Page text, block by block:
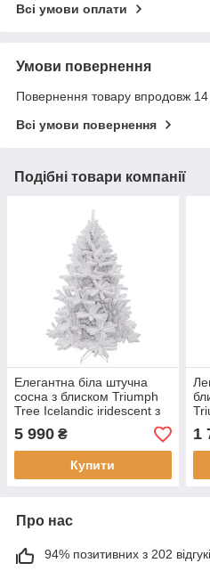
Всі умови оплати
Умови повернення
Повернення товару впродовж 14
Всі умови повернення
Подібні товари компанії
Елегантна біла штучна
сосна з блиском Triumph
Tree Icelandic iridescent з
5 990 ₴
Купити
1
Про нас
94% позитивних з 202